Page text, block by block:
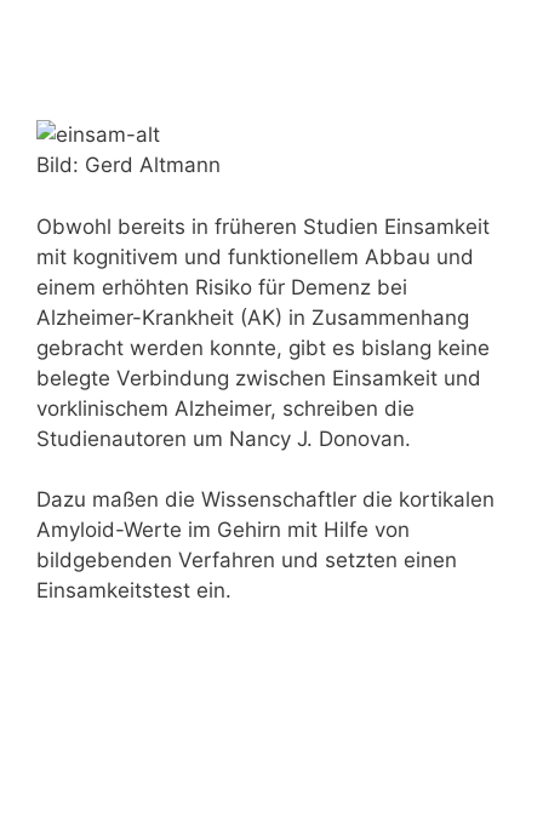
Bild: Gerd Altmann
Obwohl bereits in früheren Studien Einsamkeit
mit kognitivem und funktionellem Abbau und
einem erhöhten Risiko für Demenz bei
Alzheimer-Krankheit (AK) in Zusammenhang
gebracht werden konnte, gibt es bislang keine
belegte Verbindung zwischen Einsamkeit und
vorklinischem Alzheimer, schreiben die
Studienautoren um Nancy J. Donovan.
Dazu maßen die Wissenschaftler die kortikalen
Amyloid-Werte im Gehirn mit Hilfe von
bildgebenden Verfahren und setzten einen
Einsamkeitstest ein.